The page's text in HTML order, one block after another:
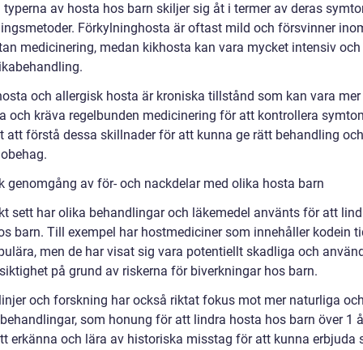
typerna av hosta hos barn skiljer sig åt i termer av deras
Förkylninghosta är oftast mild och försvinner
medicinering, medan kikhosta kan vara mycket intensiv
och allergisk hosta är kroniska tillstånd som kan vara mer
och kräva regelbunden medicinering för att kontrollera
att förstå dessa skillnader för att kunna ge rätt behandling
genomgång av för- och nackdelar med olika hosta barn
sett har olika behandlingar och läkemedel använts för att
barn. Till exempel har hostmediciner som innehåller kodein
men de har visat sig vara potentiellt skadliga och
på grund av riskerna för biverkningar hos barn.
och forskning har också riktat fokus mot mer naturliga
som honung för att lindra hosta hos barn över 1
erkänna och lära av historiska misstag för att kunna erbjuda